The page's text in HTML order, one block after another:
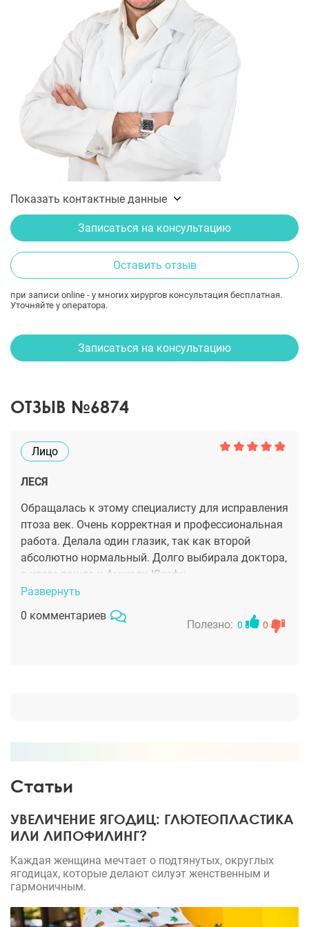
Показать контактные данные
Записаться на консультацию
Оставить отзыв
при записи online - у многих хирургов консультация бесплатная.
Уточняйте у оператора.
Записаться на консультацию
ОТЗЫВ №6874
Лицо
ЛЕСЯ
Обращалась к этому специалисту для исправления
птоза век. Очень корректная и профессиональная
работа. Делала один глазик, так как второй
абсолютно нормальный. Долго выбирала доктора,
в итоге пошла к Амжаду Юсефу.
Развернуть
0 комментариев
Полезно: 0 0
Статьи
УВЕЛИЧЕНИЕ ЯГОДИЦ: ГЛЮТЕОПЛАСТИКА
ИЛИ ЛИПОФИЛИНГ?
Каждая женщина мечтает о подтянутых, округлых
ягодицах, которые делают силуэт женственным и
гармоничным.